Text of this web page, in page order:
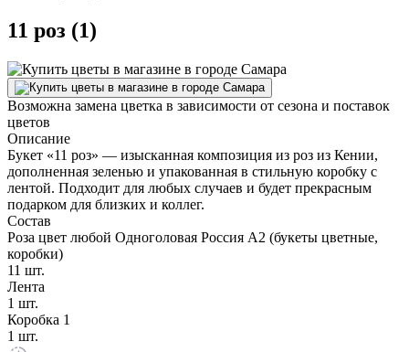
11 роз (1)
Возможна замена цветка в зависимости от сезона и поставок
цветов
Описание
Букет «11 роз» — изысканная композиция из роз из Кении,
дополненная зеленью и упакованная в стильную коробку с
лентой. Подходит для любых случаев и будет прекрасным
подарком для близких и коллег.
Состав
Роза цвет любой Одноголовая Россия А2 (букеты цветные,
коробки)
11 шт.
Лента
1 шт.
Коробка 1
1 шт.